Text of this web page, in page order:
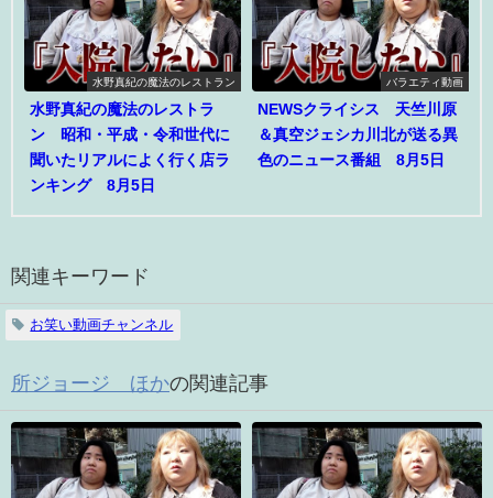
水野真紀の魔法のレストラン
水野真紀の魔法のレストラ
ン 昭和・平成・令和世代に
聞いたリアルによく行く店ラ
ンキング 8月5日
バラエティ動画
NEWSクライシス 天竺川原
＆真空ジェシカ川北が送る異
色のニュース番組 8月5日
関連キーワード
お笑い動画チャンネル
所ジョージ ほかの関連記事